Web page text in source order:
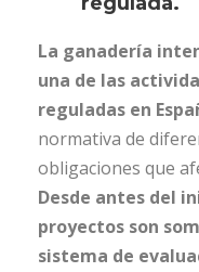
La ganadería
una de las
reguladas en
normativa de
obligaciones que
Desde antes del
proyectos son
sistema de